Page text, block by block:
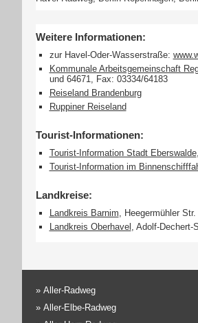
Weitere Informationen:
zur Havel-Oder-Wasserstraße:
Kommunale Arbeitsgemeinschaft
und 64671, Fax: 03334/64183
Reiseland Brandenburg
Ruppiner Reiseland
Tourist-Informationen:
Tourist-Information Stadt Eberswalde
Tourist-Information im
Landkreise:
Landkreis Barnim, Heegermühler
Landkreis Oberhavel , Adolf-Dechert-
» Aller-Radweg
» Aller-Elbe-Radweg